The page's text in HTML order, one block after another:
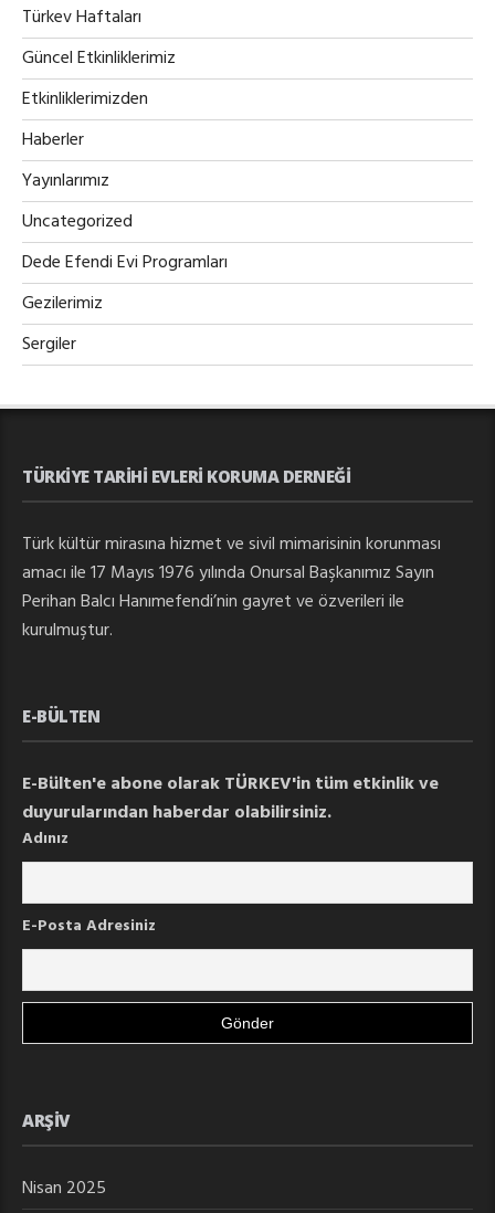
Türkev Haftaları
Güncel Etkinliklerimiz
Etkinliklerimizden
Haberler
Yayınlarımız
Uncategorized
Dede Efendi Evi Programları
Gezilerimiz
Sergiler
TÜRKIYE TARIHI EVLERI KORUMA DERNEĞI
Türk kültür mirasına hizmet ve sivil mimarisinin korunması
amacı ile 17 Mayıs 1976 yılında Onursal Başkanımız Sayın
Perihan Balcı Hanımefendi’nin gayret ve özverileri ile
kurulmuştur.
E-BÜLTEN
E-Bülten'e abone olarak TÜRKEV'in tüm etkinlik ve
duyurularından haberdar olabilirsiniz.
Adınız
E-Posta Adresiniz
ARŞIV
Nisan 2025